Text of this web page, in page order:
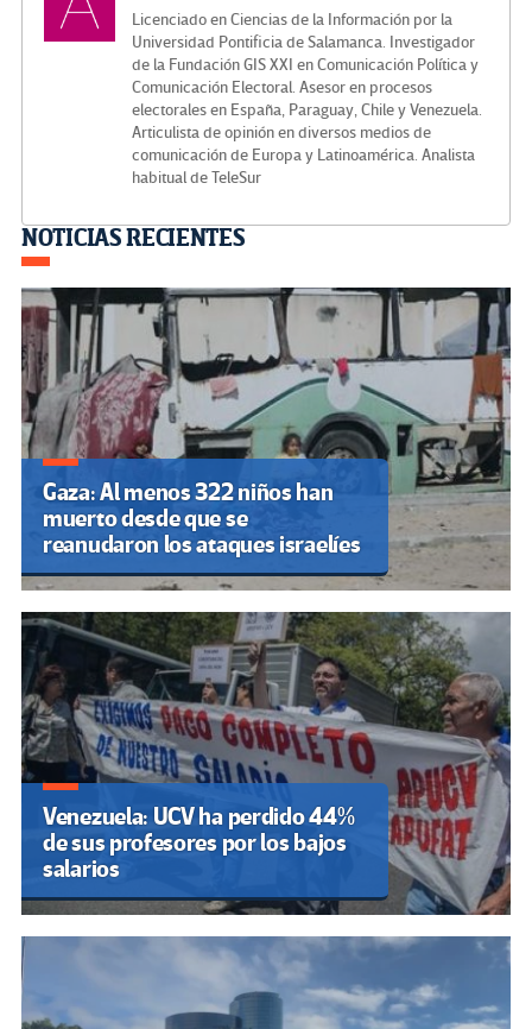
Licenciado en Ciencias de la Información por la
Universidad Pontificia de Salamanca. Investigador
de la Fundación GIS XXI en Comunicación Política y
Comunicación Electoral. Asesor en procesos
electorales en España, Paraguay, Chile y Venezuela.
Articulista de opinión en diversos medios de
comunicación de Europa y Latinoamérica. Analista
habitual de TeleSur
Navegación
de
entradas
NOTICIAS RECIENTES
Gaza: Al menos 322 niños han
muerto desde que se
reanudaron los ataques israelíes
Venezuela: UCV ha perdido 44%
de sus profesores por los bajos
salarios